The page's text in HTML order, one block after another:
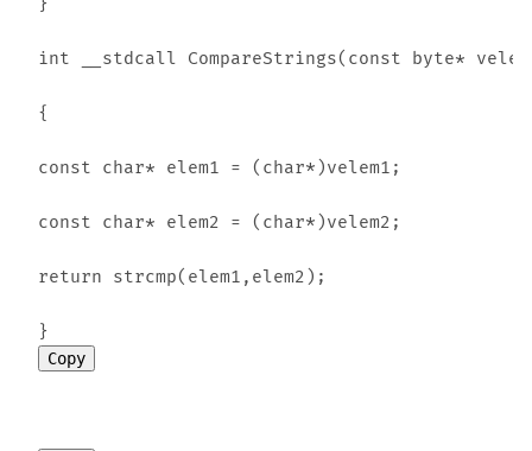
}
int __stdcall CompareStrings(const byte*
{
const char* elem1 = (char*)velem1;
const char* elem2 = (char*)velem2;
return strcmp(elem1,elem2);
Copy